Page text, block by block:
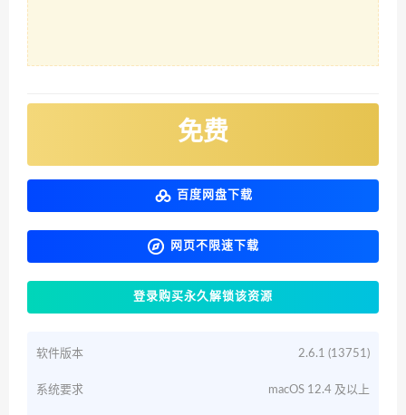
免费
百度网盘下载
网页不限速下载
登录购买永久解锁该资源
软件版本 2.6.1 (13751)
系统要求 macOS 12.4 及以上